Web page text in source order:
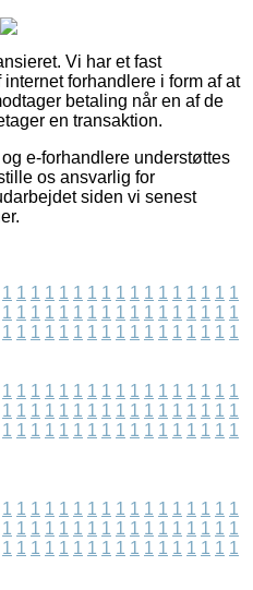
Vi har et fast
forhandlere i form af at
betaling når en af de
en transaktion.
e-forhandlere understøttes
os ansvarlig for
siden vi senest
1 1 1 1 1 1 1 1 1 1 1 1 1 1 1 1 1
1 1 1 1 1 1 1 1 1 1 1 1 1 1 1 1 1
1 1 1 1 1 1 1 1 1 1 1 1 1 1 1 1 1
1 1 1 1 1 1 1 1 1 1 1 1 1 1 1 1 1
1 1 1 1 1 1 1 1 1 1 1 1 1 1 1 1 1
1 1 1 1 1 1 1 1 1 1 1 1 1 1 1 1 1
1 1 1 1 1 1 1 1 1 1 1 1 1 1 1 1 1
1 1 1 1 1 1 1 1 1 1 1 1 1 1 1 1 1
1 1 1 1 1 1 1 1 1 1 1 1 1 1 1 1 1